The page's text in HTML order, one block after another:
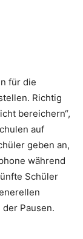
für die
Richtig
bereichern“,
auf
geben an,
während
Schüler
Pausen.